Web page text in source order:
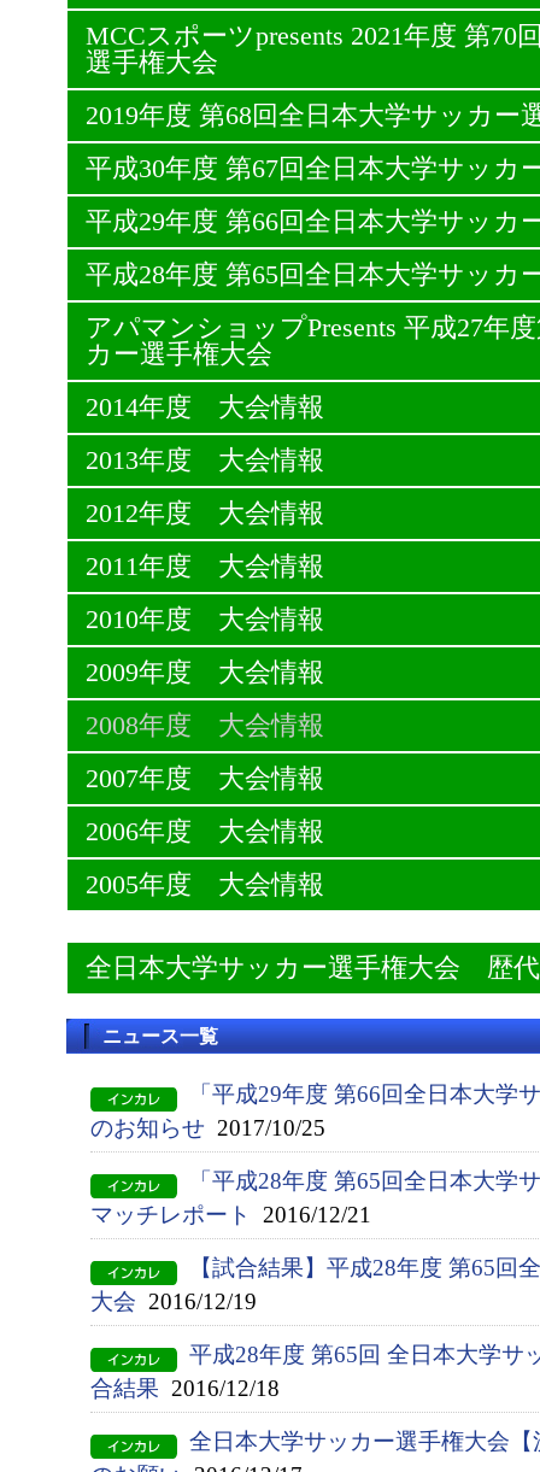
MCCスポーツpresents 2021年度 第70
選手権大会
2019年度 第68回全日本大学サッカー
平成30年度 第67回全日本大学サッカ
平成29年度 第66回全日本大学サッカ
平成28年度 第65回全日本大学サッカ
アパマンショップPresents 平成27年
カー選手権大会
2014年度 大会情報
2013年度 大会情報
2012年度 大会情報
2011年度 大会情報
2010年度 大会情報
2009年度 大会情報
2008年度 大会情報
2007年度 大会情報
2006年度 大会情報
2005年度 大会情報
全日本大学サッカー選手権大会 歴
ニュース一覧
「平成29年度 第66回全日本大学
のお知らせ 2017/10/25
「平成28年度 第65回全日本大学
マッチレポート
2016/12/21
【試合結果】平成28年度 第65回
大会 2016/12/19
平成28年度 第65回 全日本大学
合結果 2016/12/18
全日本大学サッカー選手権大会